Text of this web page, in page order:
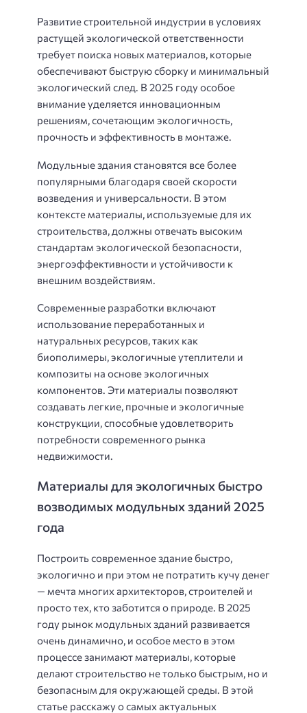
Развитие строительной индустрии в условиях
растущей экологической ответственности
требует поиска новых материалов, которые
обеспечивают быструю сборку и минимальный
экологический след. В 2025 году особое
внимание уделяется инновационным
решениям, сочетающим экологичность,
прочность и эффективность в монтаже.
Модульные здания становятся все более
популярными благодаря своей скорости
возведения и универсальности. В этом
контексте материалы, используемые для их
строительства, должны отвечать высоким
стандартам экологической безопасности,
энергоэффективности и устойчивости к
внешним воздействиям.
Современные разработки включают
использование переработанных и
натуральных ресурсов, таких как
биополимеры, экологичные утеплители и
композиты на основе экологичных
компонентов. Эти материалы позволяют
создавать легкие, прочные и экологичные
конструкции, способные удовлетворить
потребности современного рынка
недвижимости.
Материалы для экологичных быстро
возводимых модульных зданий 2025
года
Построить современное здание быстро,
экологично и при этом не потратить кучу денег
— мечта многих архитекторов, строителей и
просто тех, кто заботится о природе. В 2025
году рынок модульных зданий развивается
очень динамично, и особое место в этом
процессе занимают материалы, которые
делают строительство не только быстрым, но и
безопасным для окружающей среды. В этой
статье расскажу о самых актуальных